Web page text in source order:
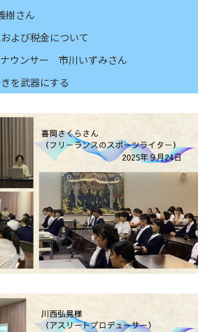
樹さん
税金について
ウンサー 市川いずみさん
器にする